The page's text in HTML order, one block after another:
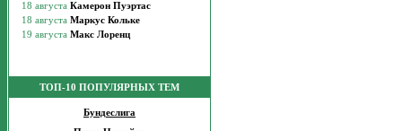
ТОП-10 ПОПУЛЯРНЫХ ТЕМ
Бундеслига